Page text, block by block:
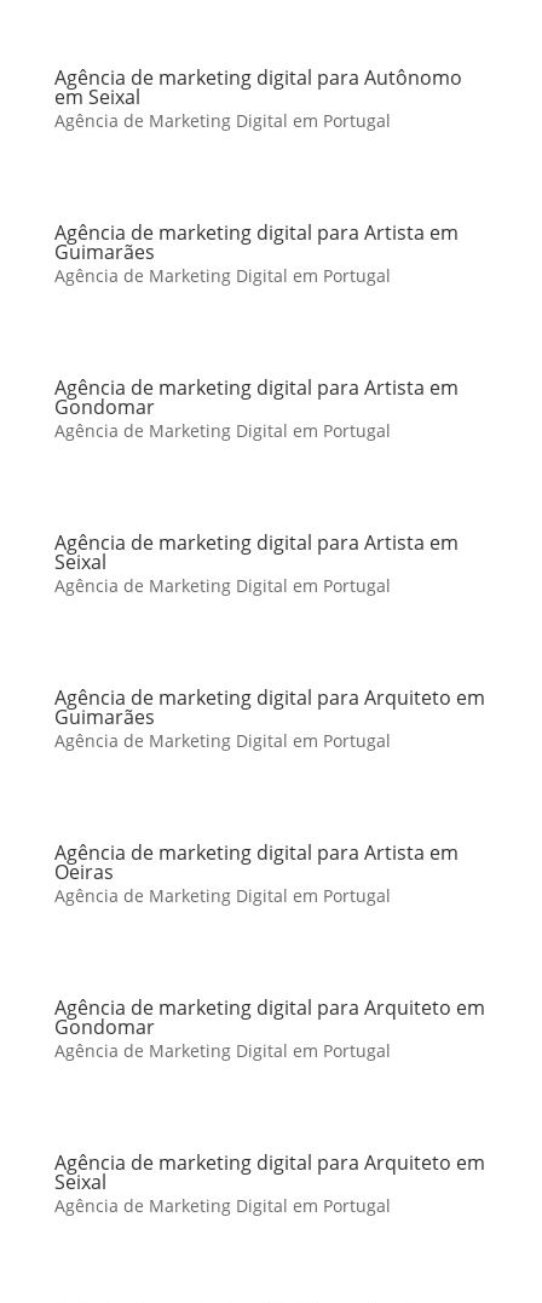
Agência de marketing digital para Autônomo
em Seixal
Agência de Marketing Digital em Portugal
Agência de marketing digital para Artista em
Guimarães
Agência de Marketing Digital em Portugal
Agência de marketing digital para Artista em
Gondomar
Agência de Marketing Digital em Portugal
Agência de marketing digital para Artista em
Seixal
Agência de Marketing Digital em Portugal
Agência de marketing digital para Arquiteto em
Guimarães
Agência de Marketing Digital em Portugal
Agência de marketing digital para Artista em
Oeiras
Agência de Marketing Digital em Portugal
Agência de marketing digital para Arquiteto em
Gondomar
Agência de Marketing Digital em Portugal
Agência de marketing digital para Arquiteto em
Seixal
Agência de Marketing Digital em Portugal